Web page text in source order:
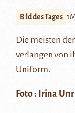
Bild des Tages
Die meisten
verlangen von
Uniform.
Foto : Irina